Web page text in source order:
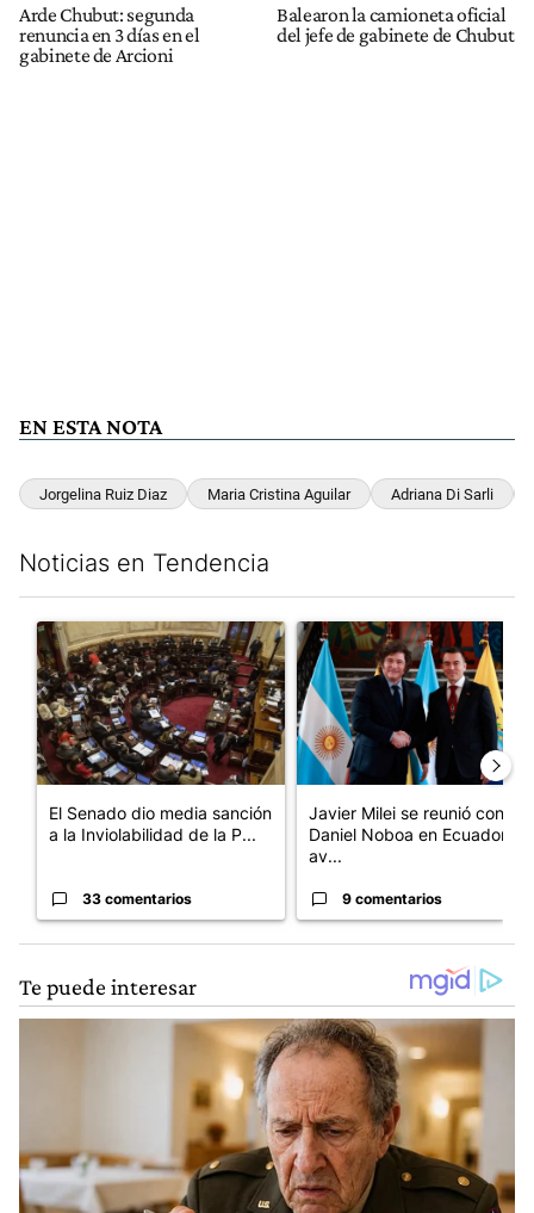
Arde Chubut: segunda
renuncia en 3 días en el
gabinete de Arcioni
Balearon la camioneta oficial
del jefe de gabinete de Chubut
EN ESTA NOTA
Jorgelina Ruiz Diaz Maria Cristina Aguilar Adriana Di Sarli
Noticias en Tendencia
Un artículo de tendencia con el título "El Senado dio media
El Senado dio media sanción
a la Inviolabilidad de la P...
33 comentarios
Un artículo de tendencia con
Javier Milei se reunió con
Daniel Noboa en Ecuador y
av...
9 comentarios